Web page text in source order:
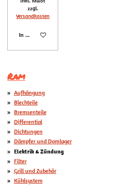
zzgl.
Versandkosten
In den Warenkorb
Ram
Aufhängung
Blechteile
Bremsenteile
Differential
Dichtungen
Dämpfer und Domlager
Elektrik & Zündung
Filter
Grill und Zubehör
Kühlsystem